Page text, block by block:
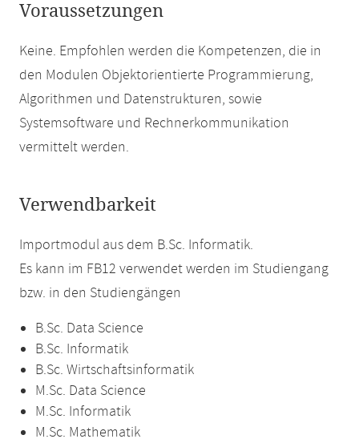
Voraussetzungen
Keine. Empfohlen werden die Kompetenzen, die in
den Modulen Objektorientierte Programmierung,
Algorithmen und Datenstrukturen, sowie
Systemsoftware und Rechnerkommunikation
vermittelt werden.
Verwendbarkeit
Importmodul aus dem B.Sc. Informatik.
Es kann im FB12 verwendet werden im Studiengang
bzw. in den Studiengängen
B.Sc. Data Science
B.Sc. Informatik
B.Sc. Wirtschaftsinformatik
M.Sc. Data Science
M.Sc. Informatik
M.Sc. Mathematik